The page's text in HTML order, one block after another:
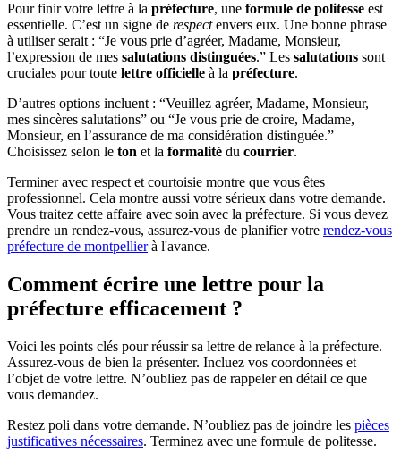
Pour finir votre lettre à la préfecture, une formule de politesse est
essentielle. C’est un signe de respectenvers eux. Une bonne phrase
à utiliser serait : “Je vous prie d’agréer, Madame, Monsieur,
l’expression de mes salutations distinguées.” Les salutations sont
cruciales pour toute lettre officielle à la préfecture.
D’autres options incluent : “Veuillez agréer, Madame, Monsieur,
mes sincères salutations” ou “Je vous prie de croire, Madame,
Monsieur, en l’assurance de ma considération distinguée.”
Choisissez selon le ton et la formalité du courrier.
Terminer avec respect et courtoisie montre que vous êtes
professionnel. Cela montre aussi votre sérieux dans votre demande.
Vous traitez cette affaire avec soin avec la préfecture. Si vous devez
prendre un rendez-vous, assurez-vous de planifier votre rendez-vous
préfecture de montpellierà l'avance.
Comment écrire une lettre pour la
préfecture efficacement ?
Voici les points clés pour réussir sa lettre de relance à la préfecture.
Assurez-vous de bien la présenter. Incluez vos coordonnées et
l’objet de votre lettre. N’oubliez pas de rappeler en détail ce que
vous demandez.
Restez poli dans votre demande. N’oubliez pas de joindre les pièces
justificatives nécessaires. Terminez avec une formule de politesse.